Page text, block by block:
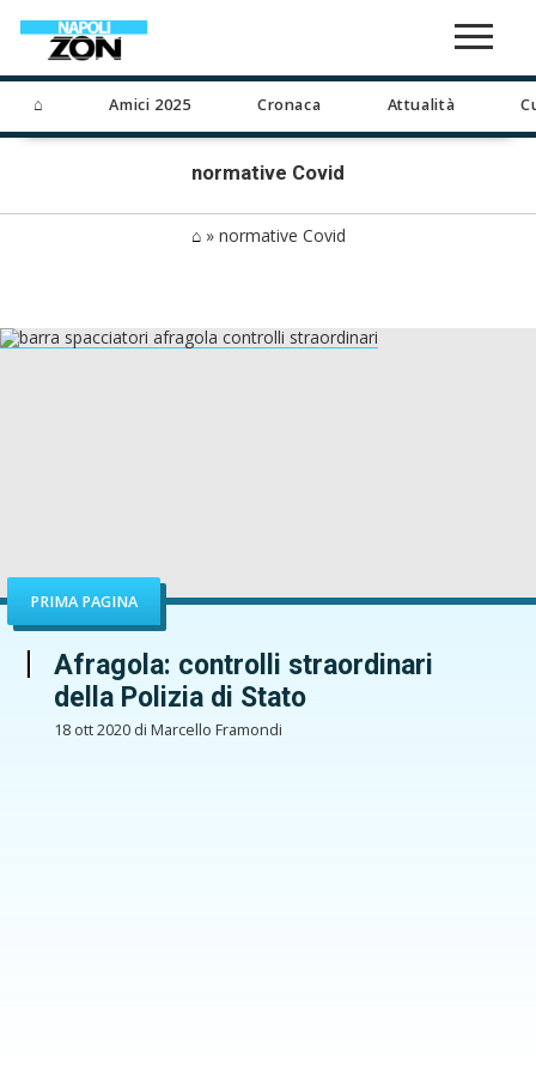
⌂ Amici 2025 Cronaca Attualità
normative Covid
⌂» normative Covid
PRIMA PAGINA
Afragola: controlli straordinari
della Polizia di Stato
18 ott 2020 di Marcello Framondi